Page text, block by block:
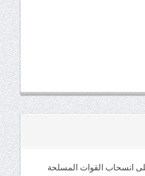
انسحاب القوات المسلحة